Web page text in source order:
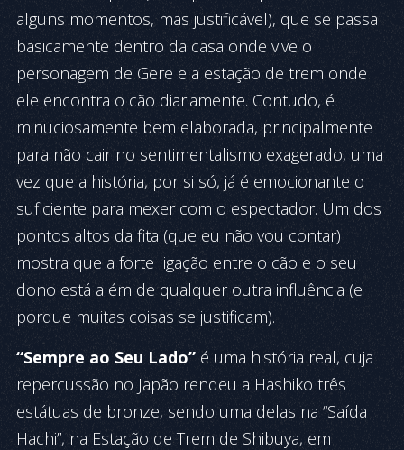
alguns momentos, mas justificável), que se passa
basicamente dentro da casa onde vive o
personagem de Gere e a estação de trem onde
ele encontra o cão diariamente. Contudo, é
minuciosamente bem elaborada, principalmente
para não cair no sentimentalismo exagerado, uma
vez que a história, por si só, já é emocionante o
suficiente para mexer com o espectador. Um dos
pontos altos da fita (que eu não vou contar)
mostra que a forte ligação entre o cão e o seu
dono está além de qualquer outra influência (e
porque muitas coisas se justificam).
“Sempre ao Seu Lado” é uma história real, cuja
repercussão no Japão rendeu a Hashiko três
estátuas de bronze, sendo uma delas na “Saída
Hachi”, na Estação de Trem de Shibuya, em